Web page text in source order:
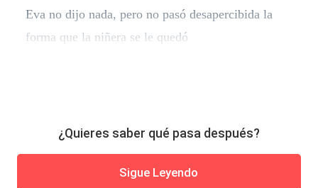
Eva no dijo nada, pero no pasó desapercibida la
forma que la niñera se le quedó
¿Quieres saber qué pasa después?
Sigue Leyendo